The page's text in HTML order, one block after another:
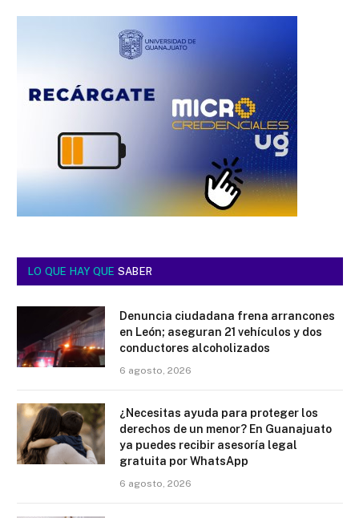
LO QUE HAY QUE SABER
Denuncia ciudadana frena arrancones
en León; aseguran 21 vehículos y dos
conductores alcoholizados
6 agosto, 2026
¿Necesitas ayuda para proteger los
derechos de un menor? En Guanajuato
ya puedes recibir asesoría legal
gratuita por WhatsApp
6 agosto, 2026